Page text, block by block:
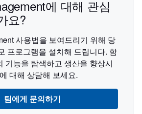
에 대해 관심
요?
사용법을 보여드리기 위해 당
프로그램을 설치해 드립니다. 함
기능을 탐색하고 생산을 향상시
대해 상담해 보세요.
팀에게 문의하기